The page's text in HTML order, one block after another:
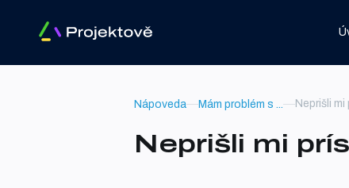
Nápoveda Mám problém s ... Neprišli
Neprišli mi